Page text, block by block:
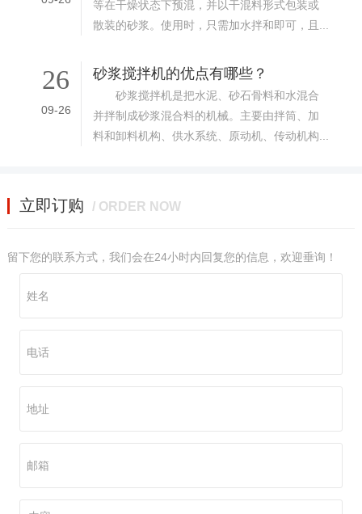
等在干燥状态下预混，并以干混料形式包装或
散装的砂浆。使用时，只需加水拌和即可，且...
26
09-26
砂浆搅拌机的优点有哪些？
砂浆搅拌机是把水泥、砂石骨料和水混合
并拌制成砂浆混合料的机械。主要由拌筒、加
料和卸料机构、供水系统、原动机、传动机构...
立即订购 / ORDER NOW
留下您的联系方式，我们会在24小时内回复您的信息，欢迎垂询！